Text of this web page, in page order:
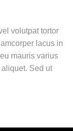
volutpat tortor
lacus in
mauris varius
Sed ut